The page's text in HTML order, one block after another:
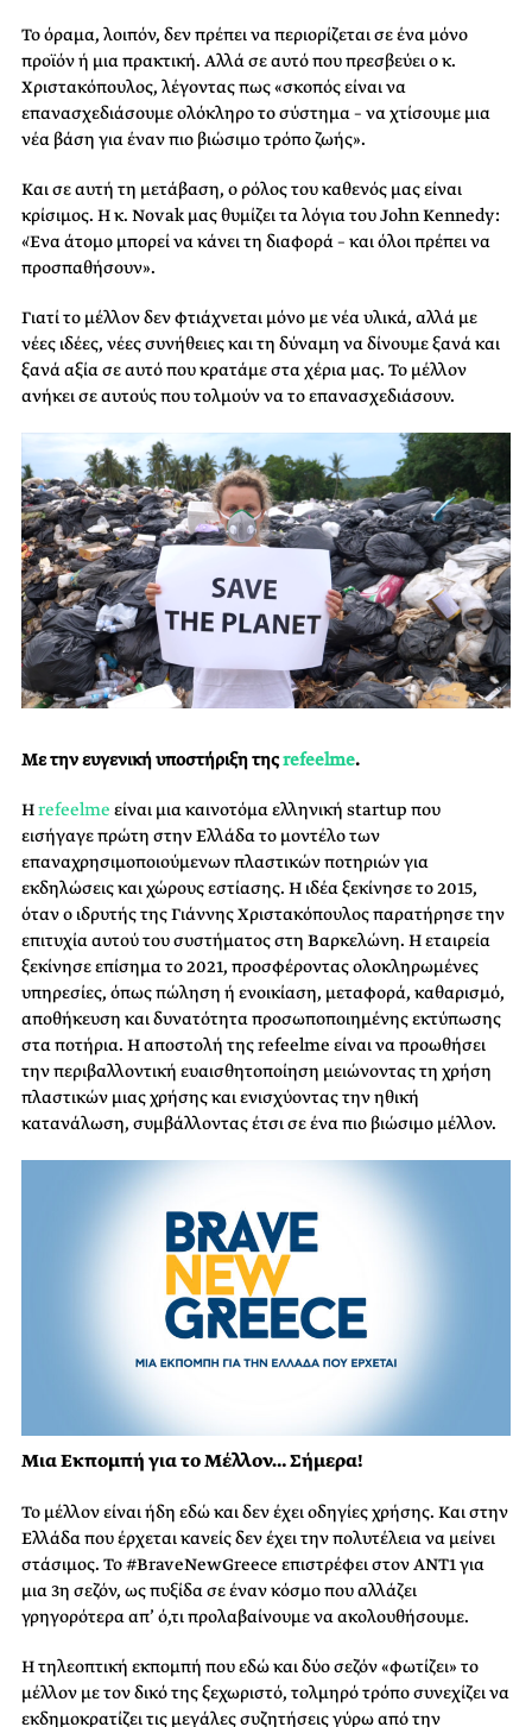
Το όραμα, λοιπόν, δεν πρέπει να περιορίζεται σε ένα μόνο
προϊόν ή μια πρακτική. Αλλά σε αυτό που πρεσβεύει ο κ.
Χριστακόπουλος, λέγοντας πως «σκοπός είναι να
επανασχεδιάσουμε ολόκληρο το σύστημα – να χτίσουμε μια
νέα βάση για έναν πιο βιώσιμο τρόπο ζωής».
Και σε αυτή τη μετάβαση, ο ρόλος του καθενός μας είναι
κρίσιμος. Η κ. Novak μας θυμίζει τα λόγια του John Kennedy:
«Ένα άτομο μπορεί να κάνει τη διαφορά – και όλοι πρέπει να
προσπαθήσουν».
Γιατί το μέλλον δεν φτιάχνεται μόνο με νέα υλικά, αλλά με
νέες ιδέες, νέες συνήθειες και τη δύναμη να δίνουμε ξανά και
ξανά αξία σε αυτό που κρατάμε στα χέρια μας. Το μέλλον
ανήκει σε αυτούς που τολμούν να το επανασχεδιάσουν.
Με την ευγενική υποστήριξη τηςrefeelme.
Ηrefeelme είναι μια καινοτόμα ελληνική startup που
εισήγαγε πρώτη στην Ελλάδα το μοντέλο των
επαναχρησιμοποιούμενων πλαστικών ποτηριών για
εκδηλώσεις και χώρους εστίασης. Η ιδέα ξεκίνησε το 2015,
όταν ο ιδρυτής της Γιάννης Χριστακόπουλος παρατήρησε την
επιτυχία αυτού του συστήματος στη Βαρκελώνη. Η εταιρεία
ξεκίνησε επίσημα το 2021, προσφέροντας ολοκληρωμένες
υπηρεσίες, όπως πώληση ή ενοικίαση, μεταφορά, καθαρισμό,
αποθήκευση και δυνατότητα προσωποποιημένης εκτύπωσης
στα ποτήρια. Η αποστολή της refeelme είναι να προωθήσει
την περιβαλλοντική ευαισθητοποίηση μειώνοντας τη χρήση
πλαστικών μιας χρήσης και ενισχύοντας την ηθική
κατανάλωση, συμβάλλοντας έτσι σε ένα πιο βιώσιμο μέλλον.
Μια Εκπομπή για το Μέλλον… Σήμερα!
Το μέλλον είναι ήδη εδώ και δεν έχει οδηγίες χρήσης. Και στην
Ελλάδα που έρχεται κανείς δεν έχει την πολυτέλεια να μείνει
στάσιμος. Το #BraveNewGreece επιστρέφει στον ΑΝΤ1 για
μια 3η σεζόν, ως πυξίδα σε έναν κόσμο που αλλάζει
γρηγορότερα απ’ ό,τι προλαβαίνουμε να ακολουθήσουμε.
Η τηλεοπτική εκπομπή που εδώ και δύο σεζόν «φωτίζει» το
μέλλον με τον δικό της ξεχωριστό, τολμηρό τρόπο συνεχίζει να
εκδημοκρατίζει τις μεγάλες συζητήσεις γύρω από την